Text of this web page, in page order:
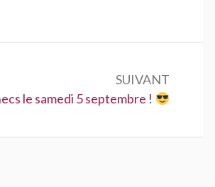
SUIVANT
le samedi 5 septembre !